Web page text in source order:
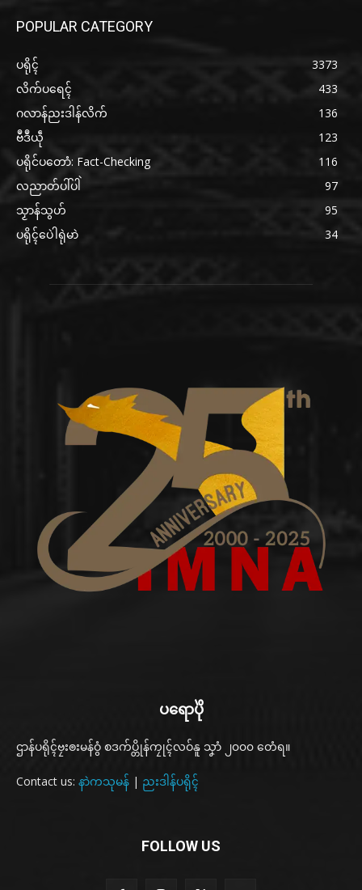
POPULAR CATEGORY
ပရိုၚ်
3373
လိက်ပရေၚ်
433
ဂလာန်ညးဒါန်လိက်
136
ဗဳဒဳယဵု
123
ပရိုင်ပတောံ: Fact-Checking
116
လညာတ်ပါ်ပါဲ
97
သၟာန်သွဟ်
95
ပရိုၚ်ပေဲါရုဲမာဲ
34
ပရောပိုဲ
ဌာန်ပရိုၚ်ဗၠးၜးမန်ဝွံ စဒက်ပ္တိုန်ကၠုၚ်လဝ်နူ သၞာံ ၂၀၀၀ တေံရ။
Contact us: နာဲကသုမန် | ညးဒါန်ပရိုၚ်
FOLLOW US